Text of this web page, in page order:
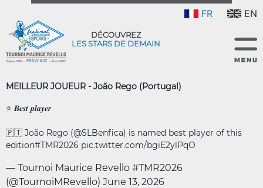
FR EN
DÉCOUVREZ
LES STARS DE DEMAIN
MEILLEUR JOUEUR - João Rego (Portugal)
⭐️ 𝑩𝒆𝒔𝒕 𝒑𝒍𝒂𝒚𝒆𝒓
🇵🇹 João Rego (@SLBenfica) is named best player of this
edition#TMR2026 pic.twitter.com/bgiE2ylPqO
— Tournoi Maurice Revello #TMR2026
(@TournoiMRevello) June 13, 2026